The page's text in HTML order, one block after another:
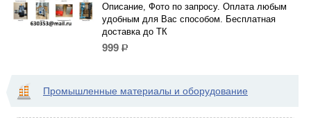
Описание, Фото по запросу. Оплата любым
удобным для Вас способом. Бесплатная
доставка до ТК
999 р.
Промышленные материалы и оборудование